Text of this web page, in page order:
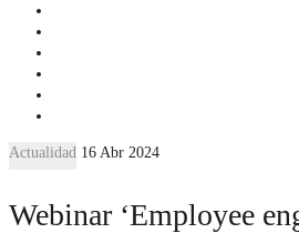
Actualidad 16 Abr 2024
Webinar ‘Employee